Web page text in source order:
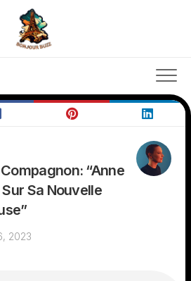
“Anne
Sa Nouvelle
2023